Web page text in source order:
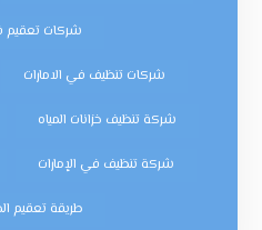
شركات تعقيم
شركات تنظيف في الامارات
شركة تنظيف خزانات المياه
شركة تنظيف في الإمارات
طريقة تعقيم